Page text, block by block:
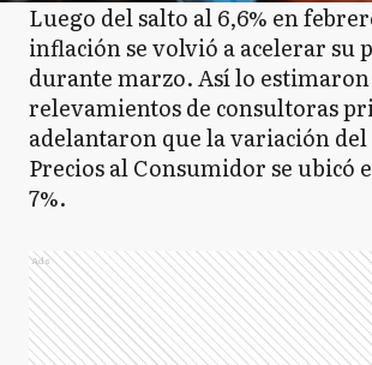
Luego del salto al 6,6% en
inflación se volvió a acelerar su
durante marzo. Así lo
relevamientos de consultoras
adelantaron que la variación
Precios al Consumidor se ubicó
7%.
Ads